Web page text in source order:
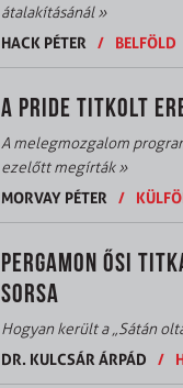
átalakításánál»
HACK PÉTER
/ BELFÖLD
A PRIDE TITKOLT
A melegmozgalom
ezelőtt megírták»
MORVAY PÉTER
/
PERGAMON ŐSI
SORSA
Hogyan került a „Sátán
DR. KULCSÁR ÁRPÁD
/